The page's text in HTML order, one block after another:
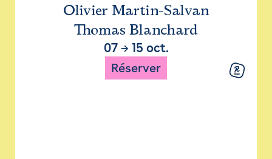
Olivier Martin-Salvan
Thomas Blanchard
07→ 15 oct.
Réserver